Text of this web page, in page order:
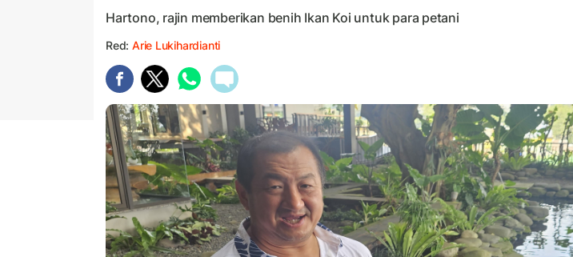
Hartono, rajin memberikan benih Ikan Koi untuk para petani
Red: Arie Lukihardianti